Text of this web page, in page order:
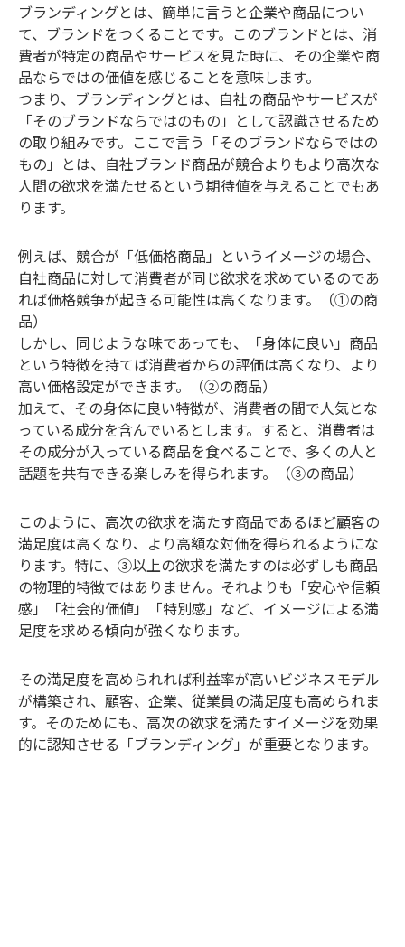
ブランディングとは、簡単に言うと企業や商品につい
て、ブランドをつくることです。このブランドとは、消
費者が特定の商品やサービスを見た時に、その企業や商
品ならではの価値を感じることを意味します。
つまり、ブランディングとは、自社の商品やサービスが
「そのブランドならではのもの」として認識させるため
の取り組みです。ここで言う「そのブランドならではの
もの」とは、自社ブランド商品が競合よりもより高次な
人間の欲求を満たせるという期待値を与えることでもあ
ります。
例えば、競合が「低価格商品」というイメージの場合、
自社商品に対して消費者が同じ欲求を求めているのであ
れば価格競争が起きる可能性は高くなります。（①の商
品）
しかし、同じような味であっても、「身体に良い」商品
という特徴を持てば消費者からの評価は高くなり、より
高い価格設定ができます。（②の商品）
加えて、その身体に良い特徴が、消費者の間で人気とな
っている成分を含んでいるとします。すると、消費者は
その成分が入っている商品を食べることで、多くの人と
話題を共有できる楽しみを得られます。（③の商品）
このように、高次の欲求を満たす商品であるほど顧客の
満足度は高くなり、より高額な対価を得られるようにな
ります。特に、③以上の欲求を満たすのは必ずしも商品
の物理的特徴ではありません。それよりも「安心や信頼
感」「社会的価値」「特別感」など、イメージによる満
足度を求める傾向が強くなります。
その満足度を高められれば利益率が高いビジネスモデル
が構築され、顧客、企業、従業員の満足度も高められま
す。そのためにも、高次の欲求を満たすイメージを効果
的に認知させる「ブランディング」が重要となります。